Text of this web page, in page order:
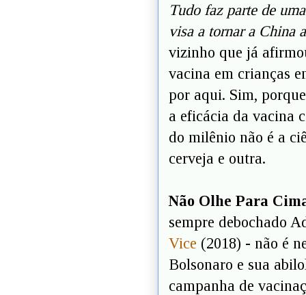
Tudo faz parte de
visa a tornar a China
vizinho que já
vacina em crianças
por aqui. Sim,
a eficácia da vacina
do milênio não é a
cerveja e outra.
Não Olhe Para
sempre debochado
Vice (2018) - não é
Bolsonaro e sua
campanha de